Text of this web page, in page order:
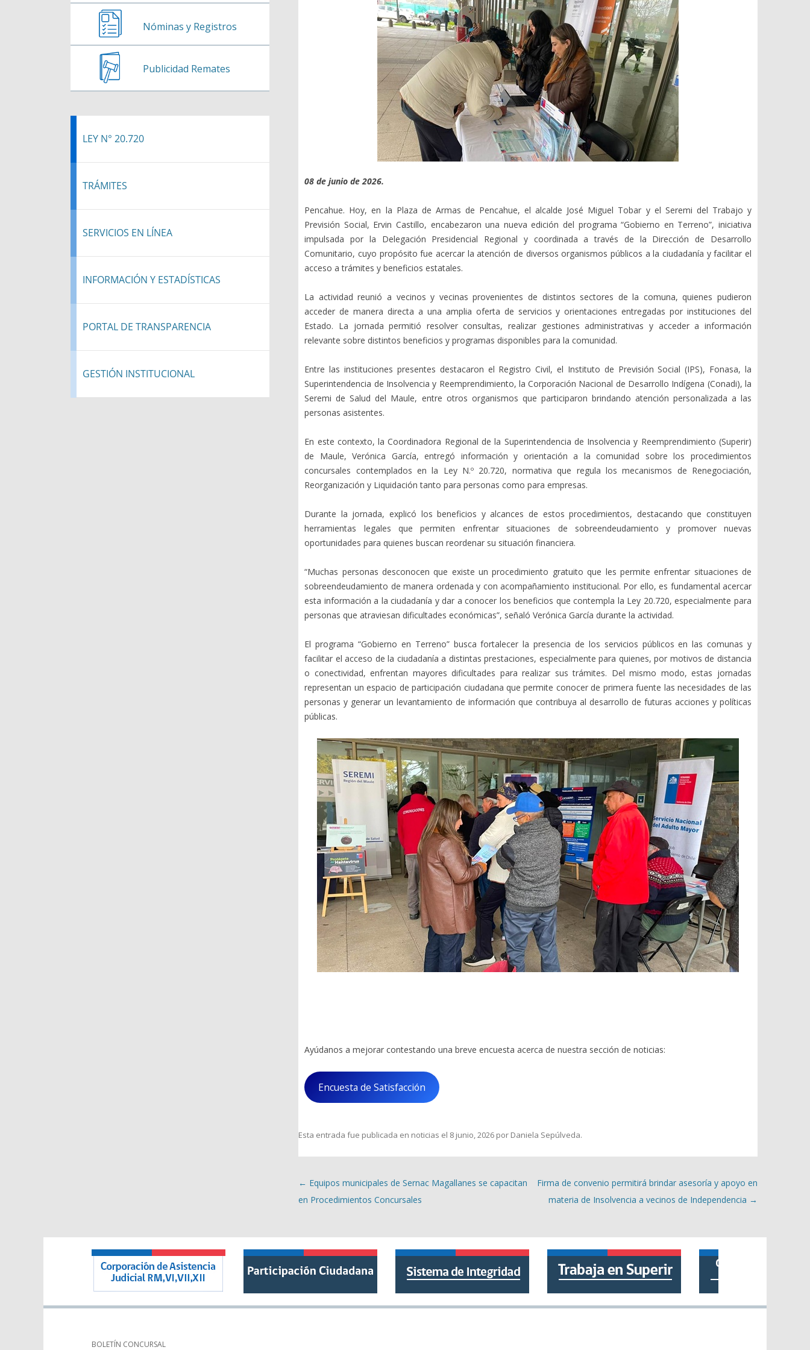
Libro IV Código de
Comercio
Oficios de Instrucción
Resoluciones Exentas
Normas de Carácter
General
Instructivos
Boletines
Estudios
Simplificada
Liquidación Ordinaria
Reorganización Ordinaria
Libro IV C° de Comercio
08 de junio de 2026.
Pencahue. Hoy, en la Plaza de Armas de Pencahue, el alcalde José Miguel Tobar y el Seremi del Trabajo y
Previsión Social, Ervin Castillo, encabezaron una nueva edición del programa “Gobierno en Terreno”, iniciativa
impulsada por la Delegación Presidencial Regional y coordinada a través de la Dirección de Desarrollo
Comunitario, cuyo propósito fue acercar la atención de diversos organismos públicos a la ciudadanía y facilitar el
acceso a trámites y beneficios estatales.
La actividad reunió a vecinos y vecinas provenientes de distintos sectores de la comuna, quienes pudieron
acceder de manera directa a una amplia oferta de servicios y orientaciones entregadas por instituciones del
Estado. La jornada permitió resolver consultas, realizar gestiones administrativas y acceder a información
relevante sobre distintos beneficios y programas disponibles para la comunidad.
Entre las instituciones presentes destacaron el Registro Civil, el Instituto de Previsión Social (IPS), Fonasa, la
Superintendencia de Insolvencia y Reemprendimiento, la Corporación Nacional de Desarrollo Indígena (Conadi), la
Seremi de Salud del Maule, entre otros organismos que participaron brindando atención personalizada a las
personas asistentes.
En este contexto, la Coordinadora Regional de la Superintendencia de Insolvencia y Reemprendimiento (Superir)
de Maule, Verónica García, entregó información y orientación a la comunidad sobre los procedimientos
concursales contemplados en la Ley N.º 20.720, normativa que regula los mecanismos de Renegociación,
Reorganización y Liquidación tanto para personas como para empresas.
Durante la jornada, explicó los beneficios y alcances de estos procedimientos, destacando que constituyen
herramientas legales que permiten enfrentar situaciones de sobreendeudamiento y promover nuevas
oportunidades para quienes buscan reordenar su situación financiera.
“Muchas personas desconocen que existe un procedimiento gratuito que les permite enfrentar situaciones de
sobreendeudamiento de manera ordenada y con acompañamiento institucional. Por ello, es fundamental acercar
esta información a la ciudadanía y dar a conocer los beneficios que contempla la Ley 20.720, especialmente para
personas que atraviesan dificultades económicas”, señaló Verónica García durante la actividad.
El programa “Gobierno en Terreno” busca fortalecer la presencia de los servicios públicos en las comunas y
facilitar el acceso de la ciudadanía a distintas prestaciones, especialmente para quienes, por motivos de distancia
o conectividad, enfrentan mayores dificultades para realizar sus trámites. Del mismo modo, estas jornadas
representan un espacio de participación ciudadana que permite conocer de primera fuente las necesidades de las
personas y generar un levantamiento de información que contribuya al desarrollo de futuras acciones y políticas
públicas.
Ayúdanos a mejorar contestando una breve encuesta acerca de nuestra sección de noticias:
Encuesta de Satisfacción
Esta entrada fue publicada en noticias el 8 junio, 2026 por Daniela Sepúlveda.
Navegación de entradas
← Equipos municipales de Sernac Magallanes se capacitan
en Procedimientos Concursales
Firma de convenio permitirá brindar asesoría y apoyo en
materia de Insolvencia a vecinos de Independencia →
Nóminas y Registros
Publicidad Remates
LEY N° 20.720
TRÁMITES
SERVICIOS EN LÍNEA
INFORMACIÓN Y ESTADÍSTICAS
PORTAL DE TRANSPARENCIA
GESTIÓN INSTITUCIONAL
BOLETÍN CONCURSAL